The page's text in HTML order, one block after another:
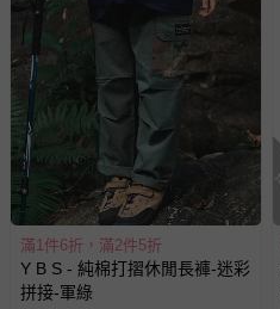
滿1件6折，滿2件5折
Y B S - 純棉打摺休閒長褲-迷彩
拼接-軍綠